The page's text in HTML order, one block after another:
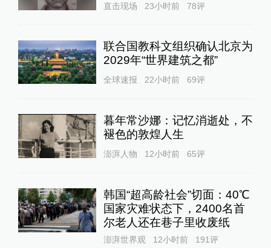
直击现场 23小时前 78评
联合国教科文组织确认北京为
2029年“世界建筑之都”
全球速报 22小时前 69评
暮年常沙娜：记忆消逝处，不
褪色的敦煌人生
澎湃人物 12小时前 65评
韩国“超高龄社会”切面：40℃
国家灾难状态下，2400名首
尔老人还在巷子里收废纸
澎湃世界观 12小时前 191评